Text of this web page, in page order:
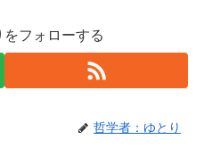
フォローする
哲学者：ゆとり